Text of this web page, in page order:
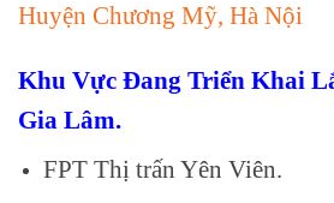
Huyện Chương Mỹ, Hà Nội
Khu Vực Đang Triển Khai
Gia Lâm.
FPT Thị trấn Yên Viên.